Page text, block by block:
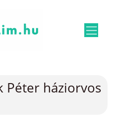
Péter háziorvos